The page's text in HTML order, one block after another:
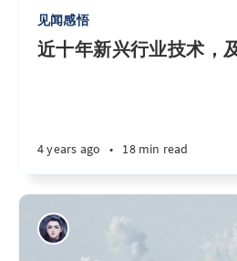
见闻感悟
近十年新兴行业技术，
4 years ago • 18 min read